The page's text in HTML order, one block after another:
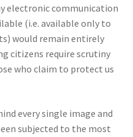
electronic communication
(i.e. available only to
would remain entirely
citizens require scrutiny
who claim to protect us
every single image and
subjected to the most